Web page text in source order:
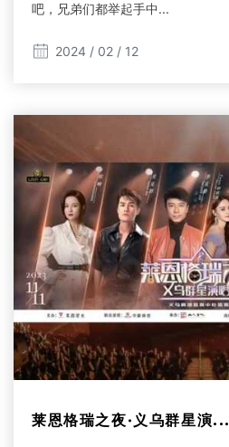
吧，兄弟们都举起手中...
2024 / 02 / 12
莱恩格瑞之夜·义乌群星演...